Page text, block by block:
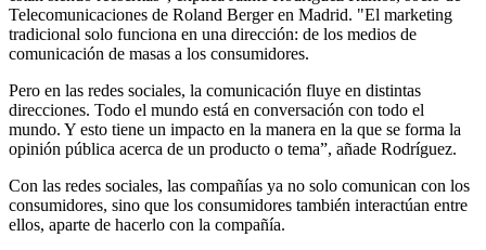
Telecomunicaciones de Roland Berger en Madrid. "El marketing
tradicional solo funciona en una dirección: de los medios de
comunicación de masas a los consumidores.
Pero en las redes sociales, la comunicación fluye en distintas
direcciones. Todo el mundo está en conversación con todo el
mundo. Y esto tiene un impacto en la manera en la que se forma la
opinión pública acerca de un producto o tema”, añade Rodríguez.
Con las redes sociales, las compañías ya no solo comunican con los
consumidores, sino que los consumidores también interactúan entre
ellos, aparte de hacerlo con la compañía.